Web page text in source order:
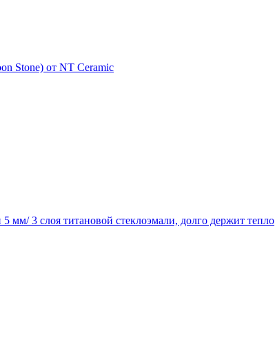
Stone) от NT Ceramic
3 слоя титановой стеклоэмали, долго держит тепло